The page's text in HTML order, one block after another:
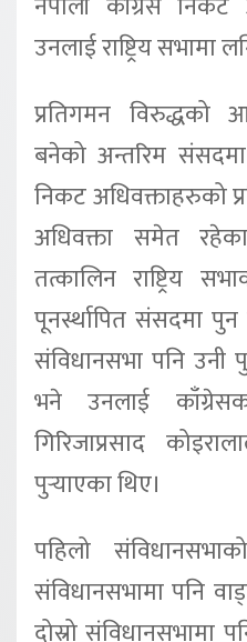
उनलाई राष्ट्रिय सभामा
प्रतिगमन
बनेको अन्तरिम
निकट अधिवक्ताहरुको
अधिवक्ता समेत
तत्कालिन राष्ट्रिय
पूनर्स्थापित संसदमा
संविधानसभा पनि
भने उनलाई
गिरिजाप्रसाद
पुर्‍याएका थिए।
पहिलो
संविधानसभामा पनि
दोस्रो संविधानसभामा